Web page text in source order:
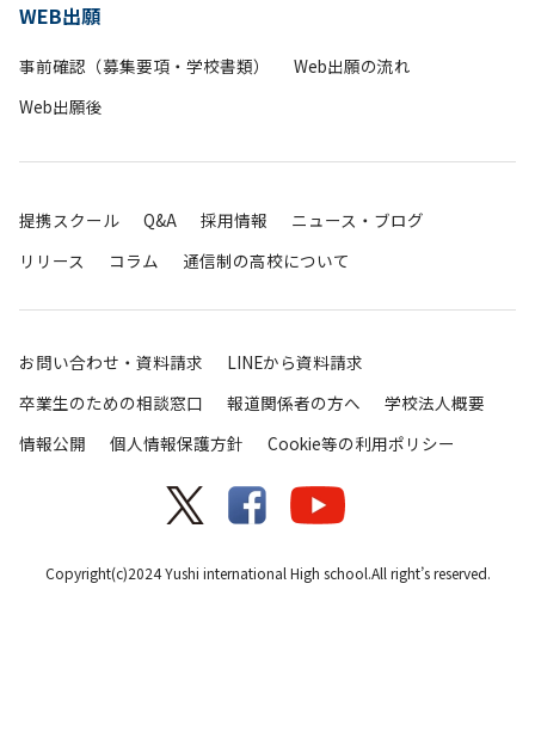
WEB出願
事前確認（募集要項・学校書類）
Web出願の流れ
Web出願後
提携スクール Q&A 採用情報
ニュース・ブログ
リリース
コラム 通信制の高校について
お問い合わせ・資料請求
LINEから資料請求
卒業生のための相談窓口
報道関係者の方へ
学校法人概要
情報公開
個人情報保護方針 Cookie等の利用ポリシー
Copyright(c)2024 Yushi international High school.All right’s reserved.